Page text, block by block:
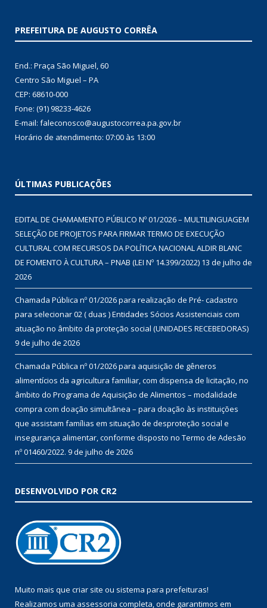
PREFEITURA DE AUGUSTO CORRÊA
End.: Praça São Miguel, 60
Centro São Miguel – PA
CEP: 68610-000
Fone: (91) 98233-4626
E-mail: faleconosco@augustocorrea.pa.gov.br
Horário de atendimento: 07:00 às 13:00
ÚLTIMAS PUBLICAÇÕES
EDITAL DE CHAMAMENTO PÚBLICO Nº 01/2026 – MULTILINGUAGEM
SELEÇÃO DE PROJETOS PARA FIRMAR TERMO DE EXECUÇÃO
CULTURAL COM RECURSOS DA POLÍTICA NACIONAL ALDIR BLANC
DE FOMENTO À CULTURA – PNAB (LEI Nº 14.399/2022) 13 de julho de
2026
Chamada Pública nº 01/2026 para realização de Pré- cadastro
para selecionar 02 ( duas ) Entidades Sócios Assistenciais com
atuação no âmbito da proteção social (UNIDADES RECEBEDORAS)
9 de julho de 2026
Chamada Pública nº 01/2026 para aquisição de gêneros
alimentícios da agricultura familiar, com dispensa de licitação, no
âmbito do Programa de Aquisição de Alimentos – modalidade
compra com doação simultânea – para doação às instituições
que assistam famílias em situação de desproteção social e
insegurança alimentar, conforme disposto no Termo de Adesão
nº 01460/2022. 9 de julho de 2026
DESENVOLVIDO POR CR2
Muito mais que criar site ou sistema para prefeituras!
Realizamos uma assessoria completa, onde garantimos em